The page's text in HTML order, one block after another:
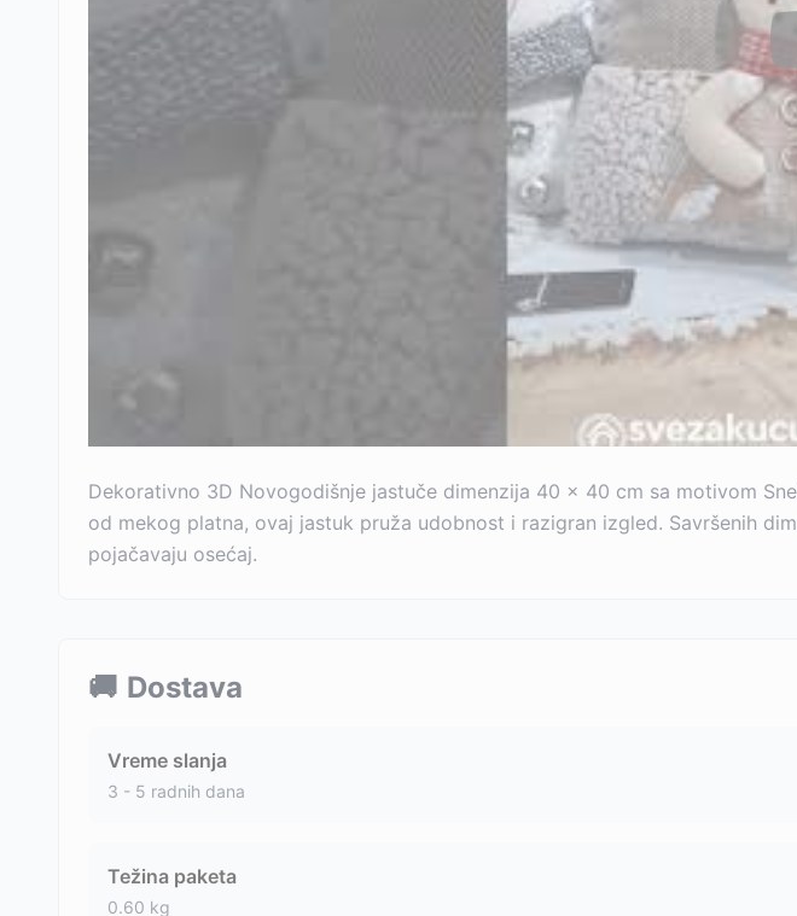
Dekorativno 3D Novogodišnje jastuče dimenzija 40 x 40 cm sa motivom
od mekog platna, ovaj jastuk pruža udobnost i razigran izgled. Savršenih
pojačavaju osećaj.
🚚 Dostava
Vreme slanja
3 - 5 radnih dana
Težina paketa
0.60 kg